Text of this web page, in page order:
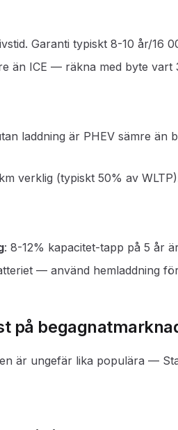
Garanti typiskt 8-10 år/16
än ICE — räkna med byte vart
laddning är PHEV sämre än
verklig (typiskt 50% av
: 8-12% kapacitet-tapp på 5 år
— använd hemladdning
på
är ungefär lika populära —